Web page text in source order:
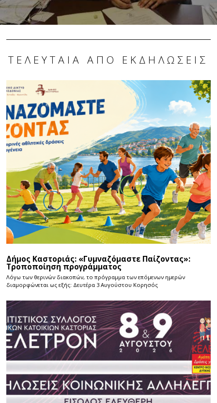
ΤΕΛΕΥΤΑΊΑ ΑΠΌ ΕΚΔΗΛΏΣΕΙΣ
Δήμος Καστοριάς: «Γυμναζόμαστε Παίζοντας»:
Τροποποίηση προγράμματος
Λόγω των θερινών διακοπών, το πρόγραμμα των επόμενων ημερών
διαμορφώνεται ως εξής: Δευτέρα 3 Αυγούστου Κορησός